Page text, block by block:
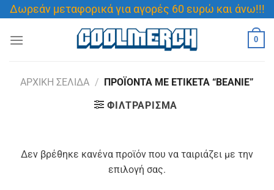
Μετάβαση
στο
περιεχόμενο
Δωρεάν μεταφορικά για αγορές 60 ευρώ και άνω!!!
0
ΑΡΧΙΚΉ ΣΕΛΊΔΑ / ΠΡΟΪΌΝΤΑ ΜΕ ΕΤΙΚΈΤΑ “BEANIE”
ΦΙΛΤΡΆΡΙΣΜΑ
Δεν βρέθηκε κανένα προϊόν που να ταιριάζει με την
επιλογή σας.